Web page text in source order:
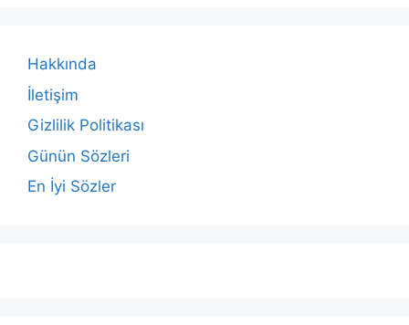
Hakkında
İletişim
Gizlilik Politikası
Günün Sözleri
En İyi Sözler